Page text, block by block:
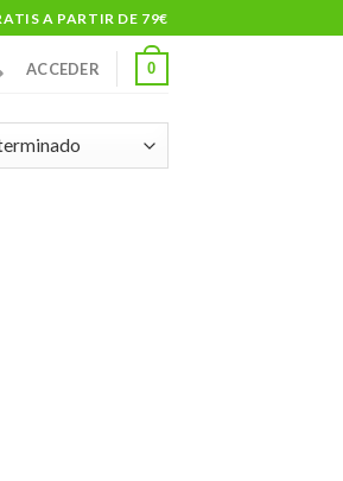
A PARTIR DE 79€
ACCEDER 0